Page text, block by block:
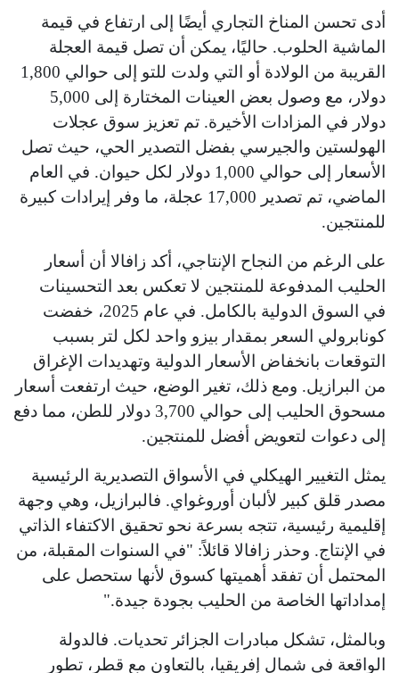
أدى تحسن المناخ التجاري أيضًا إلى ارتفاع في قيمة
الماشية الحلوب. حاليًا، يمكن أن تصل قيمة العجلة
القريبة من الولادة أو التي ولدت للتو إلى حوالي 1,800
دولار، مع وصول بعض العينات المختارة إلى 5,000
دولار في المزادات الأخيرة. تم تعزيز سوق عجلات
الهولستين والجيرسي بفضل التصدير الحي، حيث تصل
الأسعار إلى حوالي 1,000 دولار لكل حيوان. في العام
الماضي، تم تصدير 17,000 عجلة، ما وفر إيرادات كبيرة
للمنتجين.
على الرغم من النجاح الإنتاجي، أكد زافالا أن أسعار
الحليب المدفوعة للمنتجين لا تعكس بعد التحسينات
في السوق الدولية بالكامل. في عام 2025، خفضت
كونابرولي السعر بمقدار بيزو واحد لكل لتر بسبب
التوقعات بانخفاض الأسعار الدولية وتهديدات الإغراق
من البرازيل. ومع ذلك، تغير الوضع، حيث ارتفعت أسعار
مسحوق الحليب إلى حوالي 3,700 دولار للطن، مما دفع
إلى دعوات لتعويض أفضل للمنتجين.
يمثل التغيير الهيكلي في الأسواق التصديرية الرئيسية
مصدر قلق كبير لألبان أوروغواي. فالبرازيل، وهي وجهة
إقليمية رئيسية، تتجه بسرعة نحو تحقيق الاكتفاء الذاتي
في الإنتاج. وحذر زافالا قائلاً: "في السنوات المقبلة، من
المحتمل أن تفقد أهميتها كسوق لأنها ستحصل على
إمداداتها الخاصة من الحليب بجودة جيدة."
وبالمثل، تشكل مبادرات الجزائر تحديات. فالدولة
الواقعة في شمال إفريقيا، بالتعاون مع قطر، تطور